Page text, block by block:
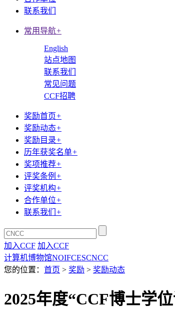
联系我们
常用导航+
English
站点地图
联系我们
常见问题
CCF招聘
奖励首页+
奖励动态+
奖励目录+
历年获奖名单+
奖项推荐+
评奖条例 +
评奖机构+
合作单位+
联系我们 +
加入CCF 加入CCF
计算机博物馆NOIFCESCNCC
您的位置： 首页 > 奖励 > 奖励动态
2025年度“CCF博士学